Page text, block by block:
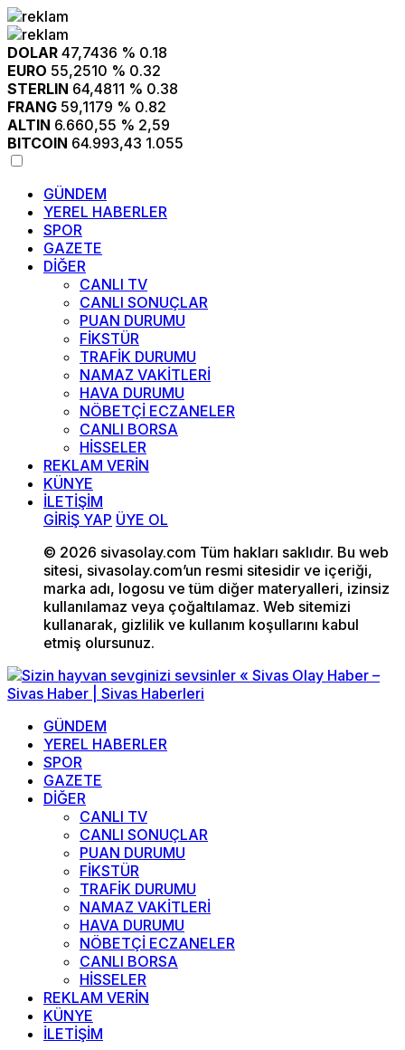
DOLAR 47,7436 % 0.18
EURO 55,2510 % 0.32
STERLIN 64,4811 % 0.38
FRANG 59,1179 % 0.82
ALTIN 6.660,55 % 2,59
BITCOIN 64.993,43 1.055
GÜNDEM
YEREL HABERLER
SPOR
GAZETE
DİĞER
CANLI TV
CANLI SONUÇLAR
PUAN DURUMU
FİKSTÜR
TRAFİK DURUMU
NAMAZ VAKİTLERİ
HAVA DURUMU
NÖBETÇİ ECZANELER
CANLI BORSA
HİSSELER
REKLAM VERİN
KÜNYE
İLETİŞİM
GİRİŞ YAP ÜYE OL
© 2026 sivasolay.com Tüm hakları saklıdır. Bu web
sitesi, sivasolay.com’un resmi sitesidir ve içeriği,
marka adı, logosu ve tüm diğer materyalleri, izinsiz
kullanılamaz veya çoğaltılamaz. Web sitemizi
kullanarak, gizlilik ve kullanım koşullarını kabul
etmiş olursunuz.
GÜNDEM
YEREL HABERLER
SPOR
GAZETE
DİĞER
CANLI TV
CANLI SONUÇLAR
PUAN DURUMU
FİKSTÜR
TRAFİK DURUMU
NAMAZ VAKİTLERİ
HAVA DURUMU
NÖBETÇİ ECZANELER
CANLI BORSA
HİSSELER
REKLAM VERİN
KÜNYE
İLETİŞİM